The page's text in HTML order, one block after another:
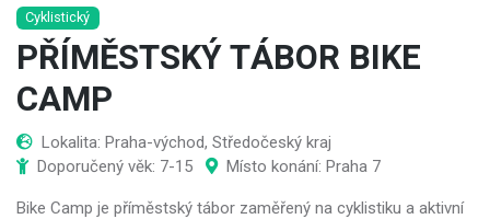
Cyklistický
PŘÍMĚSTSKÝ TÁBOR BIKE
CAMP
Lokalita: Praha-východ, Středočeský kraj
Doporučený věk: 7-15
Místo konání: Praha 7
Bike Camp je příměstský tábor zaměřený na cyklistiku a aktivní